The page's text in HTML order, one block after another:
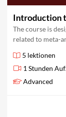
Introduction
The course is
related to meta-
5 lektionen
1 Stunden
Advanced